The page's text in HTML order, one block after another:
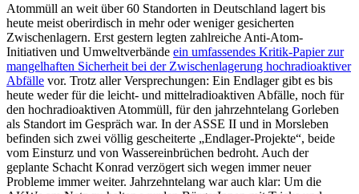
Atommüll an weit über 60 Standorten in Deutschland lagert bis
heute meist oberirdisch in mehr oder weniger gesicherten
Zwischenlagern. Erst gestern legten zahlreiche Anti-Atom-
Initiativen und Umweltverbände ein umfassendes Kritik-Papier zur
mangelhaften Sicherheit bei der Zwischenlagerung hochradioaktiver
Abfälle vor. Trotz aller Versprechungen: Ein Endlager gibt es bis
heute weder für die leicht- und mittelradioaktiven Abfälle, noch für
den hochradioaktiven Atommüll, für den jahrzehntelang Gorleben
als Standort im Gespräch war. In der ASSE II und in Morsleben
befinden sich zwei völlig gescheiterte „Endlager-Projekte“, beide
vom Einsturz und von Wassereinbrüchen bedroht. Auch der
geplante Schacht Konrad verzögert sich wegen immer neuer
Probleme immer weiter. Jahrzehntelang war auch klar: Um die